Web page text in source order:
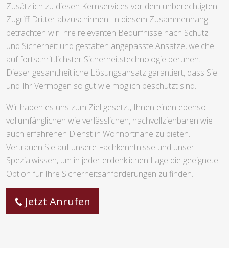
Zusätzlich zu diesen Kernservices vor dem unberechtigten
Zugriff Dritter abzuschirmen. In diesem Zusammenhang
betrachten wir Ihre relevanten Bedürfnisse nach Schutz
und Sicherheit und gestalten angepasste Ansätze, welche
auf fortschrittlichster Sicherheitstechnologie beruhen.
Dieser gesamtheitliche Lösungsansatz garantiert, dass Sie
und Ihr Vermögen so gut wie möglich beschützt sind.
Wir haben es uns zum Ziel gesetzt, Ihnen einen ebenso
vollumfänglichen wie verlässlichen, nachvollziehbaren wie
auch erfahrenen Dienst in Wohnortnähe zu bieten.
Vertrauen Sie auf unsere Fachkenntnisse und unser
Spezialwissen, um in jeder erdenklichen Lage die geeignete
Option für Ihre Sicherheitsanforderungen zu finden.
Jetzt Anrufen